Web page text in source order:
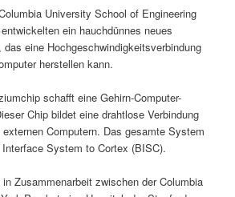
University School of Engineering
ein hauchdünnes neues
das eine Hochgeschwindigkeitsverbindung
herstellen kann.
schafft eine Gehirn-Computer-
Chip bildet eine drahtlose Verbindung
Computern. Das gesamte System
System to Cortex (BISC).
Zusammenarbeit zwischen der Columbia